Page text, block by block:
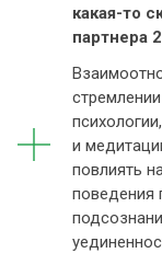
какая-то
партнера
и
повлиять
поведения